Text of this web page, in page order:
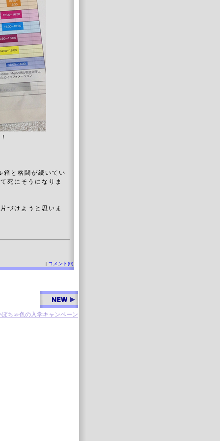
と格闘が続いてい
死にそうになりま
づけようと思いま
| コメント(0)
ぼちゃ色の入学キャンペーン